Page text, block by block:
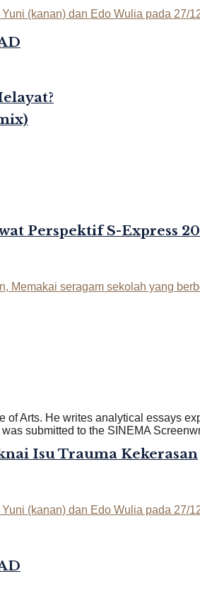
Perspektif S-Express
Isu Trauma Kekerasan
Arts. He writes analytical essays
submitted to the SINEMA